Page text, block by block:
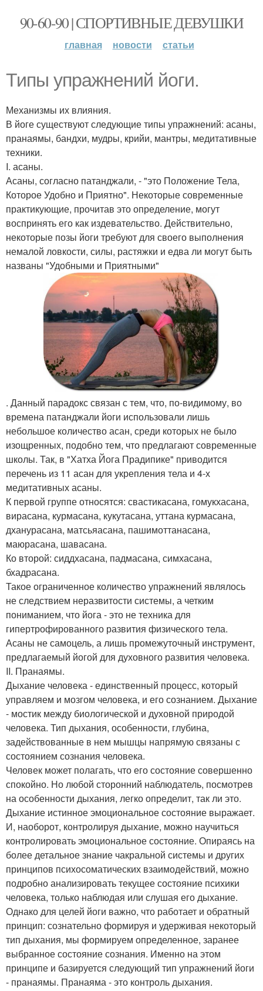
90-60-90 | СПОРТИВНЫЕ ДЕВУШКИ
главная новости статьи
Типы упражнений йоги.
Механизмы их влияния.
В йоге существуют следующие типы упражнений: асаны,
пранаямы, бандхи, мудры, крийи, мантры, медитативные
техники.
I. асаны.
Асаны, согласно патанджали, - "это Положение Тела,
Которое Удобно и Приятно". Некоторые современные
практикующие, прочитав это определение, могут
воспринять его как издевательство. Действительно,
некоторые позы йоги требуют для своего выполнения
немалой ловкости, силы, растяжки и едва ли могут быть
названы "Удобными и Приятными"
. Данный парадокс связан с тем, что, по-видимому, во
времена патанджали йоги использовали лишь
небольшое количество асан, среди которых не было
изощренных, подобно тем, что предлагают современные
школы. Так, в "Хатха Йога Прадипике" приводится
перечень из 11 асан для укрепления тела и 4-х
медитативных асаны.
К первой группе относятся: свастикасана, гомукхасана,
вирасана, курмасана, кукутасана, уттана курмасана,
дханурасана, матсьяасана, пашимоттанасана,
маюрасана, шавасана.
Ко второй: сиддхасана, падмасана, симхасана,
бхадрасана.
Такое ограниченное количество упражнений являлось
не следствием неразвитости системы, а четким
пониманием, что йога - это не техника для
гипертрофированного развития физического тела.
Асаны не самоцель, а лишь промежуточный инструмент,
предлагаемый йогой для духовного развития человека.
II. Пранаямы.
Дыхание человека - единственный процесс, который
управляем и мозгом человека, и его сознанием. Дыхание
- мостик между биологической и духовной природой
человека. Тип дыхания, особенности, глубина,
задействованные в нем мышцы напрямую связаны с
состоянием сознания человека.
Человек может полагать, что его состояние совершенно
спокойно. Но любой сторонний наблюдатель, посмотрев
на особенности дыхания, легко определит, так ли это.
Дыхание истинное эмоциональное состояние выражает.
И, наоборот, контролируя дыхание, можно научиться
контролировать эмоциональное состояние. Опираясь на
более детальное знание чакральной системы и других
принципов психосоматических взаимодействий, можно
подробно анализировать текущее состояние психики
человека, только наблюдая или слушая его дыхание.
Однако для целей йоги важно, что работает и обратный
принцип: сознательно формируя и удерживая некоторый
тип дыхания, мы формируем определенное, заранее
выбранное состояние сознания. Именно на этом
принципе и базируется следующий тип упражнений йоги
- пранаямы. Пранаяма - это контроль дыхания.